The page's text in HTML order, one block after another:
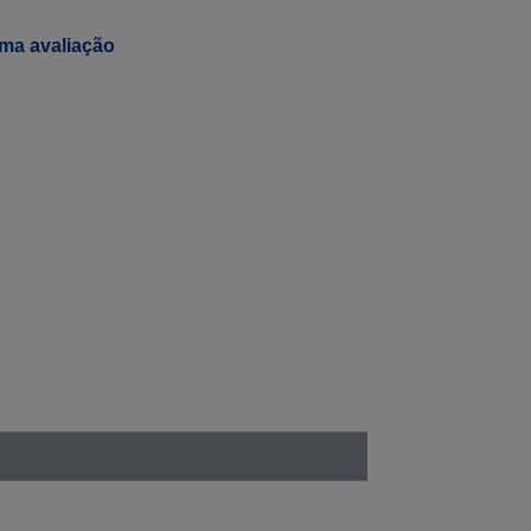
avaliação